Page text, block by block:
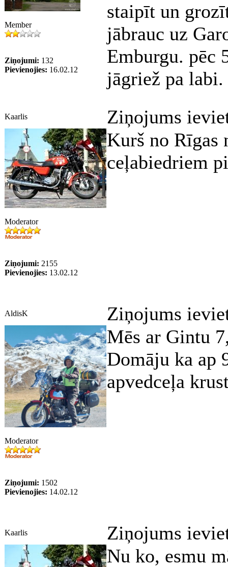
Member
Ziņojumi: 132
Pievienojies: 16.02.12
staipīt un
jābrauc uz
Emburgu. pēc
jāgriež pa labi.
Kaarlis Ziņojums
Moderator
Ziņojumi: 2155
Pievienojies: 13.02.12
Kurš no Rīgas
ceļabiedriem
AldisK Ziņojums
Moderator
Ziņojumi: 1502
Pievienojies: 14.02.12
Mēs ar Gintu
Domāju ka ap
apvedceļa
Kaarlis Ziņojums
Nu ko, esmu